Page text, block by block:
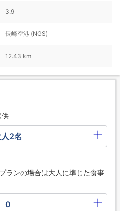
3.9
長崎空港 (NGS)
12.43 km
供
2名
ランの場合は大人に準じた食事
0